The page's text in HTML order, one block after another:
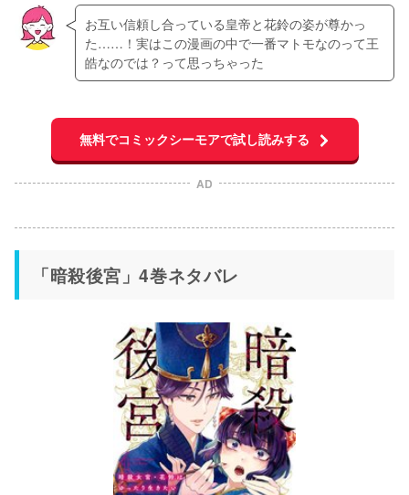
お互い信頼し合っている皇帝と花鈴の姿が尊かっ
た……！実はこの漫画の中で一番マトモなのって王
皓なのでは？って思っちゃった
無料でコミックシーモアで試し読みする
AD
「暗殺後宮」4巻ネタバレ